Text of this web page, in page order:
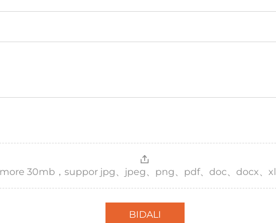
30mb，suppor jpg、jpeg、png、pdf、doc、docx、
BIDALI